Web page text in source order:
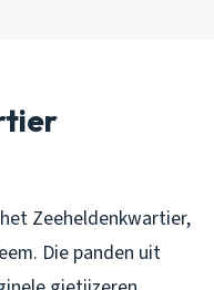
Zeeheldenkwartier,
Die panden uit